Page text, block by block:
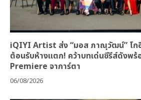
iQIYI Artist ส่ง “มอส ภาณุวัฒน์” โก
ต้อนรับห้างแตก! คว้าบทเด่นซีรีส์ดังพร้
Premiere จาการ์ตา
06/08/2026